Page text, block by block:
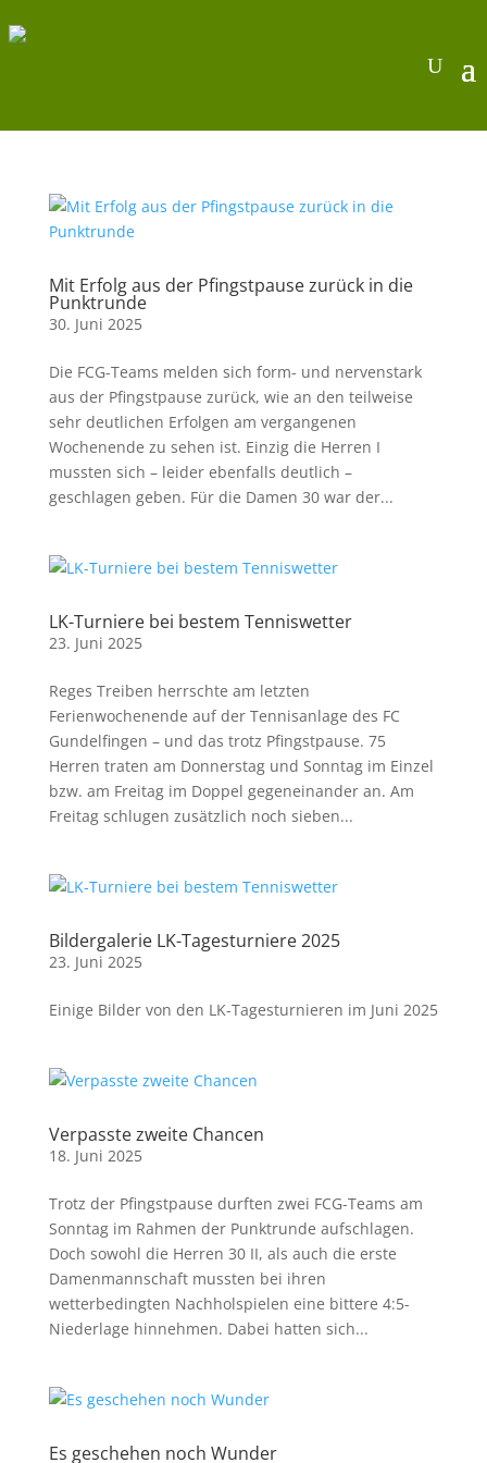
Mit Erfolg aus der Pfingstpause zurück in die
Punktrunde
30. Juni 2025
Die FCG-Teams melden sich form- und nervenstark
aus der Pfingstpause zurück, wie an den teilweise
sehr deutlichen Erfolgen am vergangenen
Wochenende zu sehen ist. Einzig die Herren I
mussten sich – leider ebenfalls deutlich –
geschlagen geben. Für die Damen 30 war der...
LK-Turniere bei bestem Tenniswetter
23. Juni 2025
Reges Treiben herrschte am letzten
Ferienwochenende auf der Tennisanlage des FC
Gundelfingen – und das trotz Pfingstpause. 75
Herren traten am Donnerstag und Sonntag im Einzel
bzw. am Freitag im Doppel gegeneinander an. Am
Freitag schlugen zusätzlich noch sieben...
Bildergalerie LK-Tagesturniere 2025
23. Juni 2025
Einige Bilder von den LK-Tagesturnieren im Juni 2025
Verpasste zweite Chancen
18. Juni 2025
Trotz der Pfingstpause durften zwei FCG-Teams am
Sonntag im Rahmen der Punktrunde aufschlagen.
Doch sowohl die Herren 30 II, als auch die erste
Damenmannschaft mussten bei ihren
wetterbedingten Nachholspielen eine bittere 4:5-
Niederlage hinnehmen. Dabei hatten sich...
Es geschehen noch Wunder